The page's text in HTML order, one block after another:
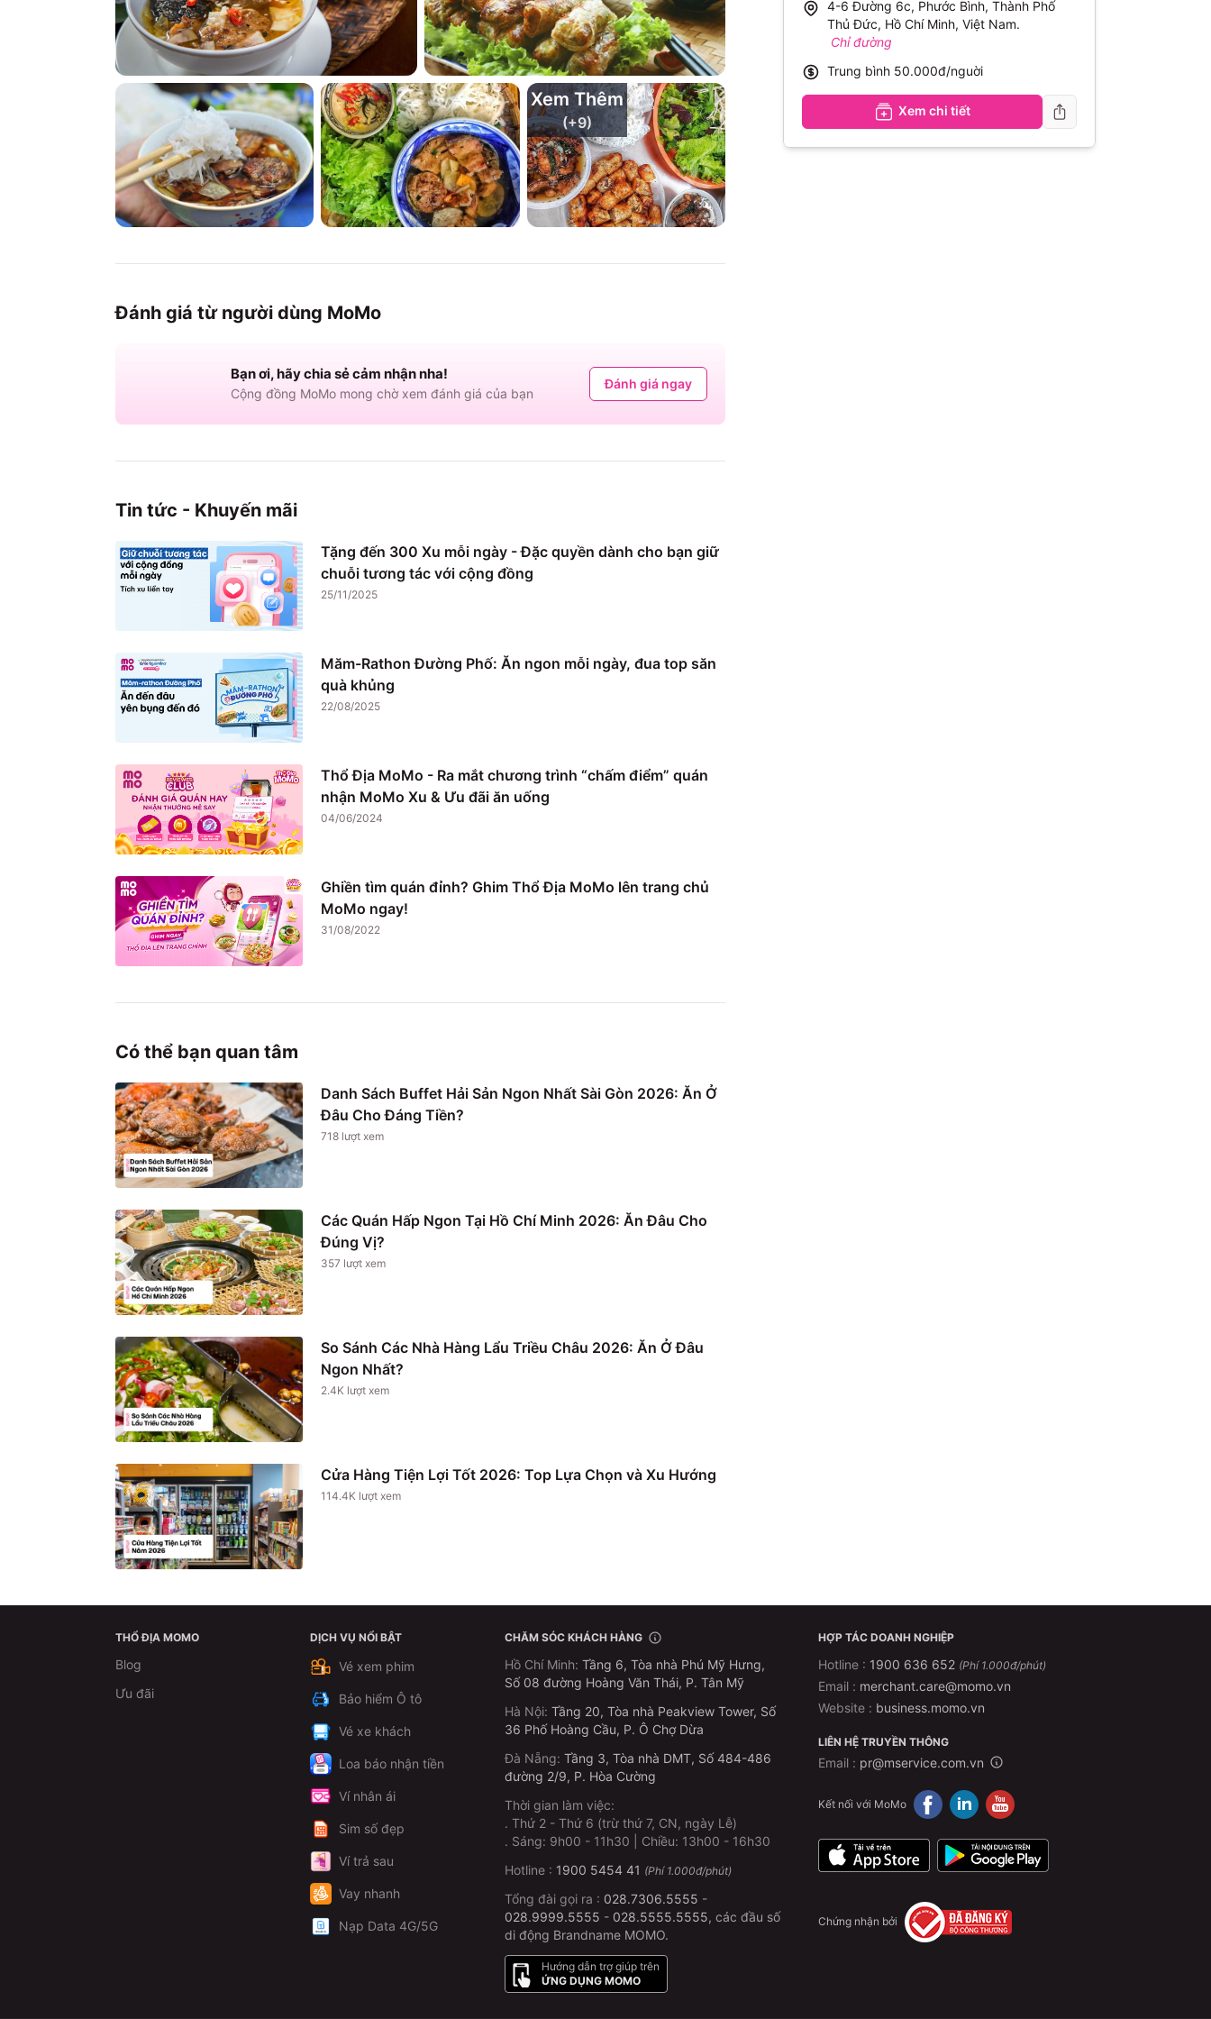
Xem Thêm
(+9)
Đánh giá từ người dùng MoMo
Bạn ơi, hãy chia sẻ cảm nhận nha!
Cộng đồng MoMo mong chờ xem đánh giá của bạn
Đánh giá ngay
Tin tức - Khuyến mãi
Tặng đến 300 Xu mỗi ngày - Đặc quyền dành cho bạn giữ
chuỗi tương tác với cộng đồng
25/11/2025
Măm-Rathon Đường Phố: Ăn ngon mỗi ngày, đua top săn
quà khủng
22/08/2025
Thổ Địa MoMo - Ra mắt chương trình “chấm điểm” quán
nhận MoMo Xu & Ưu đãi ăn uống
04/06/2024
Ghiền tìm quán đỉnh? Ghim Thổ Địa MoMo lên trang chủ
MoMo ngay!
31/08/2022
Có thể bạn quan tâm
Danh Sách Buffet Hải Sản Ngon Nhất Sài Gòn 2026: Ăn Ở
Đâu Cho Đáng Tiền?
718 lượt xem
Các Quán Hấp Ngon Tại Hồ Chí Minh 2026: Ăn Đâu Cho
Đúng Vị?
357 lượt xem
So Sánh Các Nhà Hàng Lẩu Triều Châu 2026: Ăn Ở Đâu
Ngon Nhất?
2.4K lượt xem
Cửa Hàng Tiện Lợi Tốt 2026: Top Lựa Chọn và Xu Hướng
114.4K lượt xem
4-6 Đường 6c, Phước Bình, Thành Phố
Thủ Đức, Hồ Chí Minh, Việt Nam.
Chỉ đường
Trung bình 50.000đ/nguời
Xem chi tiết
THỔ ĐỊA MOMO
Blog
Ưu đãi
DỊCH VỤ NỔI BẬT
Vé xem phim
Bảo hiểm Ô tô
Vé xe khách
Loa báo nhận tiền
Ví nhân ái
Sim số đẹp
Ví trả sau
Vay nhanh
Nạp Data 4G/5G
CHĂM SÓC KHÁCH HÀNG
Hồ Chí Minh: Tầng 6, Tòa nhà Phú Mỹ Hưng,
Số 08 đường Hoàng Văn Thái, P. Tân Mỹ
Hà Nội: Tầng 20, Tòa nhà Peakview Tower, Số
36 Phố Hoàng Cầu, P. Ô Chợ Dừa
Đà Nẵng: Tầng 3, Tòa nhà DMT, Số 484-486
đường 2/9, P. Hòa Cường
Thời gian làm việc:
. Thứ 2 - Thứ 6 (trừ thứ 7, CN, ngày Lễ)
. Sáng: 9h00 - 11h30 | Chiều: 13h00 - 16h30
Hotline : 1900 5454 41 (Phí 1.000đ/phút)
Tổng đài gọi ra : 028.7306.5555 -
028.9999.5555 - 028.5555.5555, các đầu số
di động Brandname MOMO.
Hướng dẫn trợ giúp trên
ỨNG DỤNG MOMO
HỢP TÁC DOANH NGHIỆP
Hotline : 1900 636 652 (Phí 1.000đ/phút)
Email : merchant.care@momo.vn
Website : business.momo.vn
LIÊN HỆ TRUYỀN THÔNG
Email : pr@mservice.com.vn
Kết nối với MoMo
Chứng nhận bởi